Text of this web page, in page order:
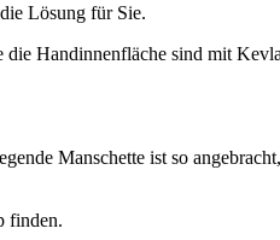
Lösung für Sie.
Handinnenfläche sind mit
Manschette ist so
finden.